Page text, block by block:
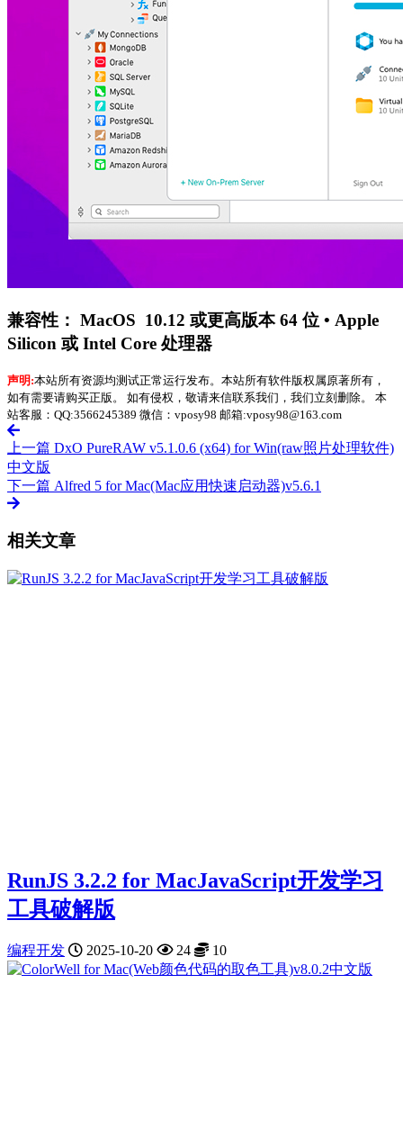
兼容性： MacOS 10.12 或更高版本 64 位 • Apple
Silicon 或 Intel Core 处理器
声明:本站所有资源均测试正常运行发布。本站所有软件版权属原著所有，
如有需要请购买正版。 如有侵权，敬请来信联系我们，我们立刻删除。 本
站客服：QQ:3566245389 微信：vposy98 邮箱:vposy98@163.com
上一篇 DxO PureRAW v5.1.0.6 (x64) for Win(raw照片处理软件)
中文版
下一篇 Alfred 5 for Mac(Mac应用快速启动器)v5.6.1
相关文章
RunJS 3.2.2 for MacJavaScript开发学习
工具破解版
编程开发 2025-10-20 24 10